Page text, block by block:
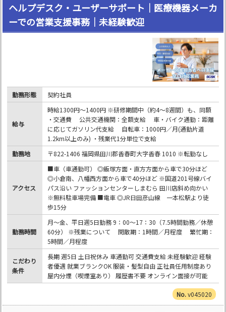
ヘルプデスク・ユーザーサポート｜医療機器メーカ
ーでの営業支援事務｜未経験歓迎
勤務形態 契約社員
給与
時給1300円～1400円 ※研修期間中（約4～8週間）も、同額
・交通費 公共交通機関：全額支給 車・バイク通勤：距離
に応じてガソリン代支給 自転車：1000円／月(通勤片道
1.2km以上のみ) ・残業代1分単位で支給
勤務地
〒822-1406 福岡県田川郡香春町大字香春 1010 ※転勤なし
アクセス
■車（車通勤可） ◎飯塚方面・直方方面から車で30分ほど
◎小倉南、八幡西方面から車で40分ほど ※国道201号線バイ
パス沿い ファッションセンターしまむら 田川店斜め向かい
※無料駐車場完備 ■電車 ◎JR日田彦山線 一本松駅より徒
歩15分
勤務時間
月～金、平日週5日勤務 9：00～17：30（7.5時間勤務／休憩
60分） ※残業について 閑散期：1時間／月程度 繁忙期：
5時間／月程度
こだわり
条件
長期 週5日 土日祝休み 車通勤可 交通費支給 未経験歓迎 経験
者優遇 就業ブランクOK 服装・髪型自由 正社員任用制度あり
屋内分煙（喫煙室あり） 履歴書不要 オンライン面接が可能
v045020